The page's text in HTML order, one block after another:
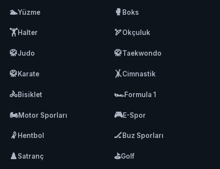
🏊Yüzme 🥊 Boks
🏋️Halter 🏹Okçuluk
🥋Judo 🥋Taekwondo
🥋Karate 🤸Cimnastik
🚴Bisiklet 🏎️Formula 1
🏍️Motor Sporları 🎮E-Spor
🤾 Hentbol 🏒Buz Sporları
♟️Satranç ⛳Golf